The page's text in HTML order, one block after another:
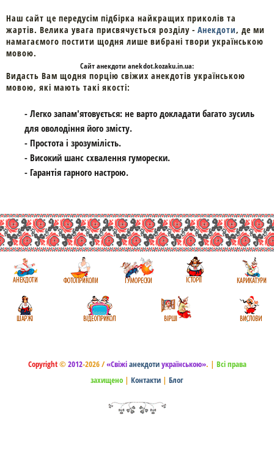
Наш сайт це передусім підбірка найкращих приколів та
жартів. Велика увага присвячується розділу - Анекдоти, де ми
намагаємого постити щодня лише вибрані твори українською
мовою.
Cайтанекдоти anekdot.kozaku.in.ua:
Видасть Вам щодня порцію свіжих анекдотів українською
мовою, які мають такі якості:
- Легко запам'ятовується: не варто докладати багато зусиль
для оволодіння його змісту.
- Простота і зрозумілість.
- Високий шанс схвалення гуморески.
- Гарантія гарного настрою.
Copyright© 2012-2026 /«Свіжіанекдотиукраїнською». | Всі права
захищено | Контакти | Блог